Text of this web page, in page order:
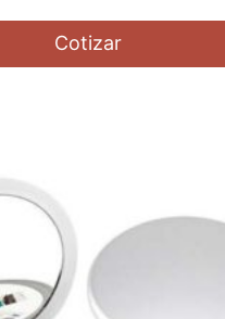
Cotizar